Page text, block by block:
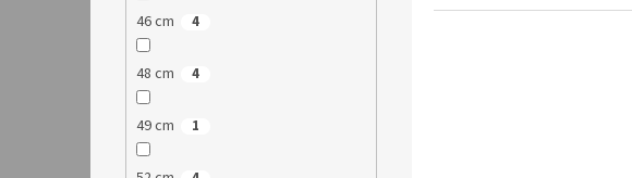
46 cm 4
48 cm 4
49 cm 1